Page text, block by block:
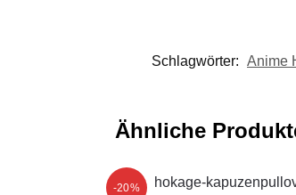
Schlagwörter: Anime
Ähnliche
-20%